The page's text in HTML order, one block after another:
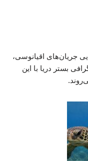
جریان‌های اقیانوسی،
بستر دریا با این